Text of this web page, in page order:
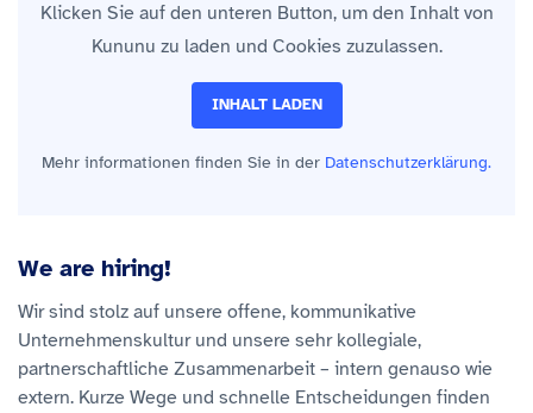
Klicken Sie auf den unteren Button, um den Inhalt von
Kununu zu laden und Cookies zuzulassen.
INHALT LADEN
Mehr informationen finden Sie in der Datenschutzerklärung.
We are hiring!
Wir sind stolz auf unsere offene, kommunikative
Unternehmenskultur und unsere sehr kollegiale,
partnerschaftliche Zusammenarbeit – intern genauso wie
extern. Kurze Wege und schnelle Entscheidungen finden